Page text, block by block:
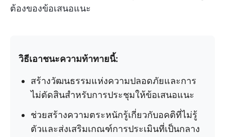
ต้องของข้อเสนอแนะ
วิธีเอาชนะความท้าทายนี้:
สร้างวัฒนธรรมแห่งความปลอดภัยและการ
ไม่ตัดสินสำหรับการประชุมให้ข้อเสนอแนะ
ช่วยสร้างความตระหนักรู้เกี่ยวกับอคติที่ไม่รู้
ตัวและส่งเสริมเกณฑ์การประเมินที่เป็นกลาง